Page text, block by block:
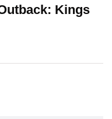
Kings